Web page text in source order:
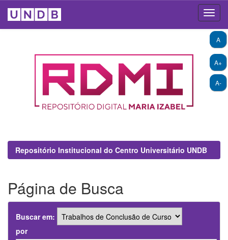
A+
A-
A
Repositório Institucional do Centro Universitário UNDB
Página de Busca
Buscar em:
por